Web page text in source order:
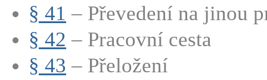
§ 41 – Převedení na jinou
§ 42 – Pracovní cesta
§ 43 – Přeložení